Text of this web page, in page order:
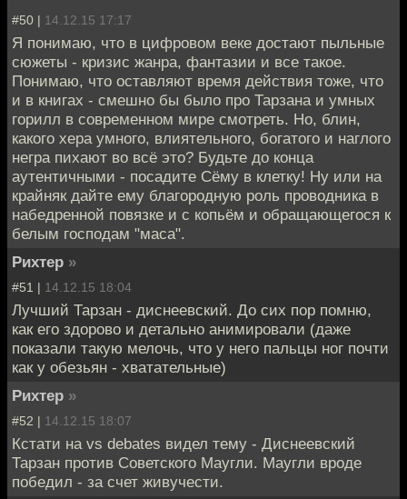
#50 | 14.12.15 17:17
Я понимаю, что в цифровом веке достают пыльные
сюжеты - кризис жанра, фантазии и все такое.
Понимаю, что оставляют время действия тоже, что
и в книгах - смешно бы было про Тарзана и умных
горилл в современном мире смотреть. Но, блин,
какого хера умного, влиятельного, богатого и наглого
негра пихают во всё это? Будьте до конца
аутентичными - посадите Сёму в клетку! Ну или на
крайняк дайте ему благородную роль проводника в
набедренной повязке и с копьём и обращающегося к
белым господам "маса".
Рихтер »
#51 | 14.12.15 18:04
Лучший Тарзан - диснеевский. До сих пор помню,
как его здорово и детально анимировали (даже
показали такую мелочь, что у него пальцы ног почти
как у обезьян - хватательные)
Рихтер »
#52 | 14.12.15 18:07
Кстати на vs debates видел тему - Диснеевский
Тарзан против Советского Маугли. Маугли вроде
победил - за счет живучести.